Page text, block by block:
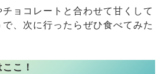
ョコレートと合わせて甘くして
、次に行ったらぜひ食べてみた
こ！